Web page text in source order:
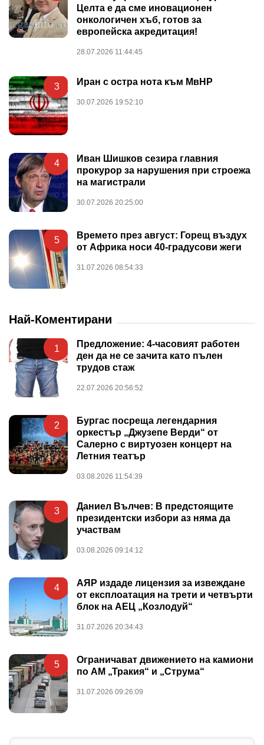
Целта е да сме иновационен
онкологичен хъб, готов за
европейска акредитация!
28.07.2026 11:44:45
3 Иран с остра нота към МвНР
30.07.2026 19:52:10
4
Иван Шишков сезира главния
прокурор за нарушения при строежа
на магистрали
30.07.2026 20:25:00
5
Времето през август: Горещ въздух
от Африка носи 40-градусови жеги
31.07.2026 08:54:33
Най-Коментирани
1
Предложение: 4-часовият работен
ден да не се зачита като пълен
трудов стаж
22.07.2026 20:56:52
2
Бургас посреща легендарния
оркестър „Джузепе Верди“ от
Салерно с виртуозен концерт на
Летния театър
03.08.2026 11:54:39
3
Даниел Вълчев: В предстоящите
президентски избори аз няма да
участвам
03.08.2026 09:14:12
4
АЯР издаде лицензия за извеждане
от експлоатация на трети и четвърти
блок на АЕЦ „Козлодуй“
31.07.2026 20:34:43
5
Ограничават движението на камиони
по АМ „Тракия“ и „Струма“
31.07.2026 09:26:09